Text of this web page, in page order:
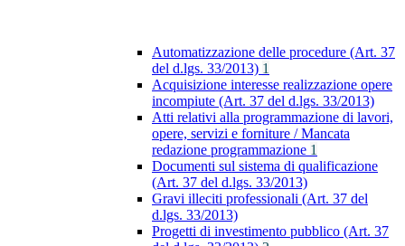
Automatizzazione delle procedure (Art. 37
del d.lgs. 33/2013) 1
Acquisizione interesse realizzazione opere
incompiute (Art. 37 del d.lgs. 33/2013)
Atti relativi alla programmazione di lavori,
opere, servizi e forniture / Mancata
redazione programmazione 1
Documenti sul sistema di qualificazione
(Art. 37 del d.lgs. 33/2013)
Gravi illeciti professionali (Art. 37 del
d.lgs. 33/2013)
Progetti di investimento pubblico (Art. 37